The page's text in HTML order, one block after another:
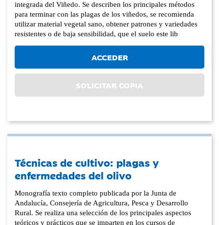
integrada del Viñedo. Se describen los principales métodos
para terminar con las plagas de los viñedos, se recomienda
utilizar material vegetal sano, obtener patrones y variedades
resistentes o de baja sensibilidad, que el suelo este lib
ACCEDER
SOLICITAR COPIA
Técnicas de cultivo: plagas y
enfermedades del olivo
Monografía texto completo publicada por la Junta de
Andalucía, Consejería de Agricultura, Pesca y Desarrollo
Rural. Se realiza una selección de los principales aspectos
teóricos y prácticos que se imparten en los cursos de